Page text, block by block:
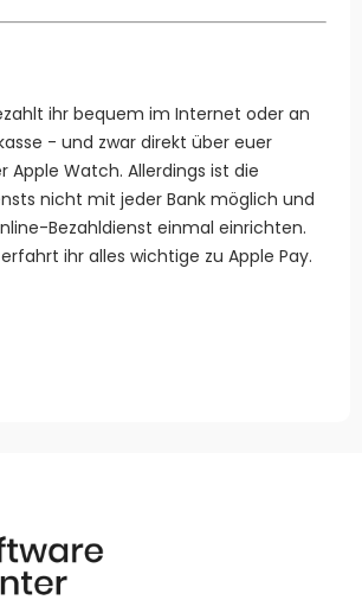
ihr bequem im Internet oder an
- und zwar direkt über euer
Apple Watch. Allerdings ist die
nicht mit jeder Bank möglich und
Bezahldienst einmal einrichten.
ihr alles wichtige zu Apple Pay.